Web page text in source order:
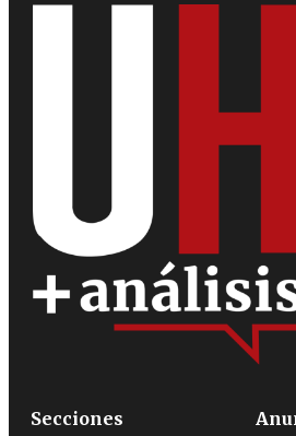
Secciones